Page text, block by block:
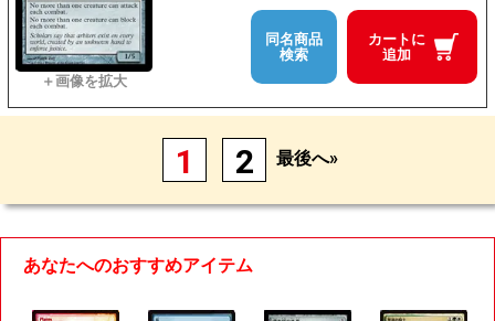
カートに
追加
同名商品
検索
1 2 最後へ»
あなたへのおすすめアイテム